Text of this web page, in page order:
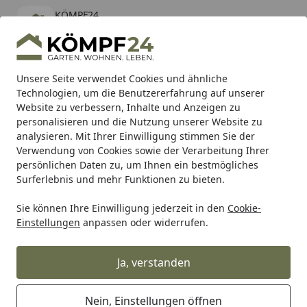
Unsere Seite verwendet Cookies und ähnliche
Technologien, um die Benutzererfahrung auf unserer
Website zu verbessern, Inhalte und Anzeigen zu
personalisieren und die Nutzung unserer Website zu
analysieren. Mit Ihrer Einwilligung stimmen Sie der
Verwendung von Cookies sowie der Verarbeitung Ihrer
persönlichen Daten zu, um Ihnen ein bestmögliches
Surferlebnis und mehr Funktionen zu bieten.
Sie können Ihre Einwilligung jederzeit in den Cookie-
Einstellungen anpassen oder widerrufen.
Ja, verstanden
Nein, Einstellungen öffnen
KÖMPF24
kostenlos - Im App Store
Hotline
Alle Produkte
Mein Konto
Suchen
Karibu Pools inkl. gratis Sandfilteranlage & Pool-
Starterset (Gesamtwert bis 468,99€)
Startseite
Heidenau Heidenau Rollerreifen Heidenau Heidenau
Heidenau Reifen K47 3.50-10 TL 59M